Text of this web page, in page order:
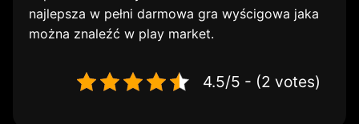
najlepsza w pełni darmowa gra wyścigowa jaka
można znaleźć w play market.
4.5/5 - (2 votes)